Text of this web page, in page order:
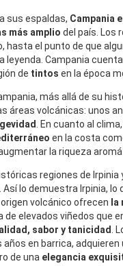
sus espaldas, Campania
más amplio del país. Los
hasta el punto de que
leyenda. Campania
de tintos en la época
más allá de su
áreas volcánicas: unos
. En cuanto al
en la costa
la riqueza
regiones de
lo demuestra Irpinia, lo
volcánico ofrecen
de elevados viñedos
sabor y tanicidad.
en barrica,
de una elegancia